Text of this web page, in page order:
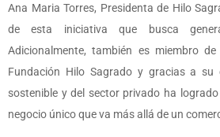
Ana Maria Torres, Presidenta de Hilo
de esta iniciativa que busca
Adicionalmente, también es miembro
Fundación Hilo Sagrado y gracias a su
sostenible y del sector privado ha
negocio único que va más allá de un